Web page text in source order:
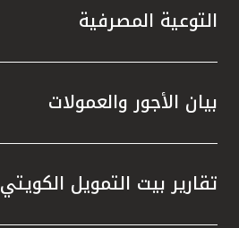
التوعية المصرفية
بيان الأجور والعمولات
تقارير بيت التمويل الكويتي